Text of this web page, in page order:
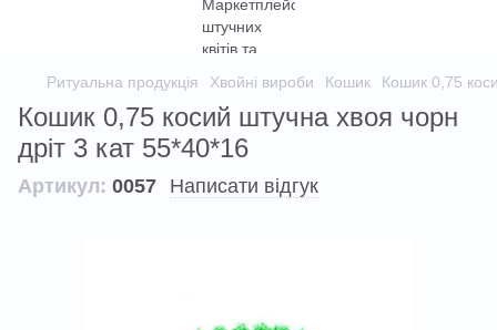
Ритуальна продукція Хвойні вироби Кошик Кошик 0,75
Кошик 0,75 косий штучна хвоя чорн
дріт 3 кат 55*40*16
Артикул: 0057 Написати відгук